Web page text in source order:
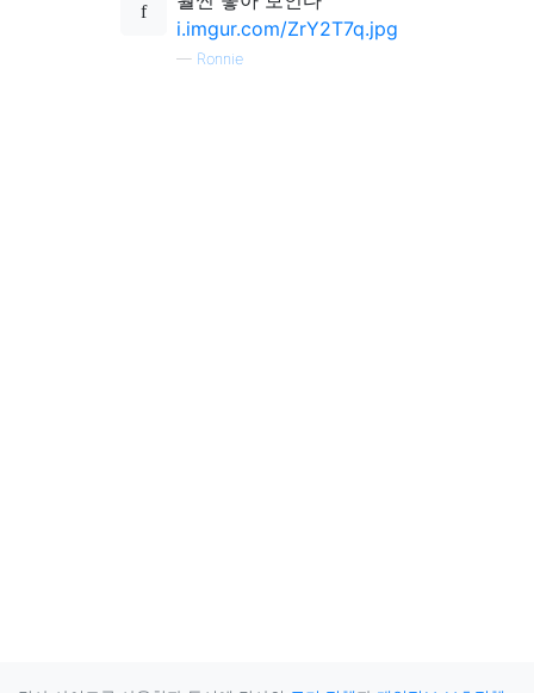
i.imgur.com/ZrY2T7q.jpg
— Ronnie